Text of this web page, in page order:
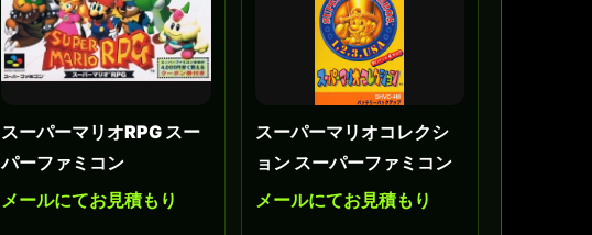
スーパーマリオRPG スー
パーファミコン
メールにてお見積もり
スーパーマリオコレクシ
ョン スーパーファミコン
メールにてお見積もり